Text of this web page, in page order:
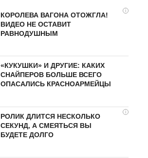
i
КОРОЛЕВА ВАГОНА ОТОЖГЛА!
ВИДЕО НЕ ОСТАВИТ
РАВНОДУШНЫМ
«КУКУШКИ» И ДРУГИЕ: КАКИХ
СНАЙПЕРОВ БОЛЬШЕ ВСЕГО
ОПАСАЛИСЬ КРАСНОАРМЕЙЦЫ
i
РОЛИК ДЛИТСЯ НЕСКОЛЬКО
СЕКУНД, А СМЕЯТЬСЯ ВЫ
БУДЕТЕ ДОЛГО